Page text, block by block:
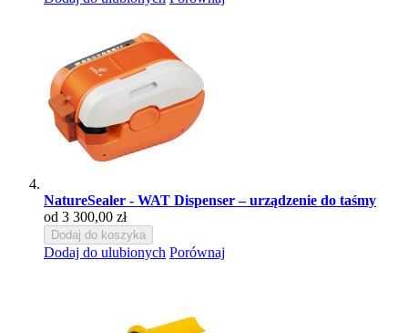
NatureSealer - WAT Dispenser – urządzenie do taśmy
od 3 300,00 zł
Dodaj do koszyka
Dodaj do ulubionych Porównaj